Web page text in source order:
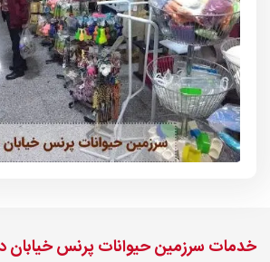
خدمات سرزمین حیوانات پرنس خیابان